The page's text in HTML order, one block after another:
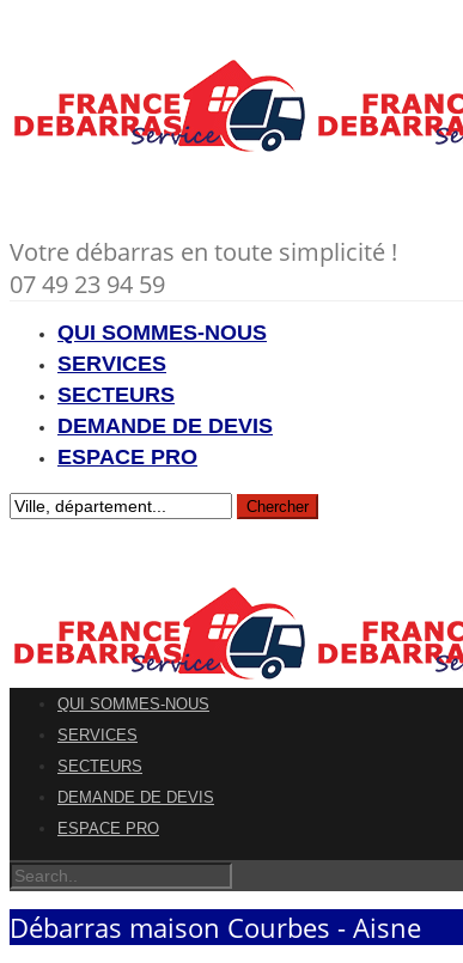
Votre débarras en toute simplicité !
07 49 23 94 59
QUI SOMMES-NOUS
SERVICES
SECTEURS
DEMANDE DE DEVIS
ESPACE PRO
QUI SOMMES-NOUS
SERVICES
SECTEURS
DEMANDE DE DEVIS
ESPACE PRO
Débarras maison Courbes - Aisne